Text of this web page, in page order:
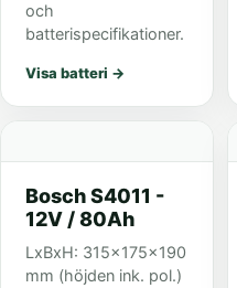
och
batterispecifikationer.
Visa batteri →
Bosch S4011 -
12V / 80Ah
LxBxH: 315x175x190
mm (höjden ink. pol.)